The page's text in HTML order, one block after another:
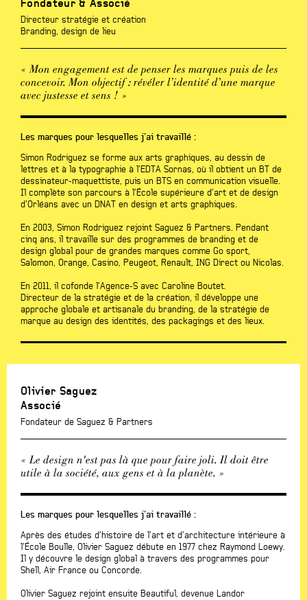
Fondateur & Associé
Directeur stratégie et création
Branding, design de lieu
« Mon engagement est de penser les marques puis de les
concevoir. Mon objectif : révéler l’identité d’une marque
avec justesse et sens ! »
Les marques pour lesquelles j’ai travaillé :
Simon Rodriguez se forme aux arts graphiques, au dessin de
lettres et à la typographie à l’EDTA Sornas, où il obtient un BT de
dessinateur-maquettiste, puis un BTS en communication visuelle.
Il complète son parcours à l’École supérieure d’art et de design
d’Orléans avec un DNAT en design et arts graphiques.
En 2003, Simon Rodriguez rejoint Saguez & Partners. Pendant
cinq ans, il travaille sur des programmes de branding et de
design global pour de grandes marques comme Go sport,
Salomon, Orange, Casino, Peugeot, Renault, ING Direct ou Nicolas.
En 2011, il cofonde l’Agence-S avec Caroline Boutet.
Directeur de la stratégie et de la création, il développe une
approche globale et artisanale du branding, de la stratégie de
marque au design des identités, des packagings et des lieux.
Olivier Saguez
Associé
Fondateur de Saguez & Partners
« Le design n'est pas là que pour faire joli. Il doit être
utile à la société, aux gens et à la planète. »
Les marques pour lesquelles j’ai travaillé :
Après des études d’histoire de l’art et d’architecture intérieure à
l’École Boulle, Olivier Saguez débute en 1977 chez Raymond Loewy.
Il y découvre le design global à travers des programmes pour
Shell, Air France ou Concorde.
Olivier Saguez rejoint ensuite Beautiful, devenue Landor